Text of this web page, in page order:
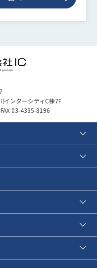
インターシティC棟7F
FAX 03-4335-8196